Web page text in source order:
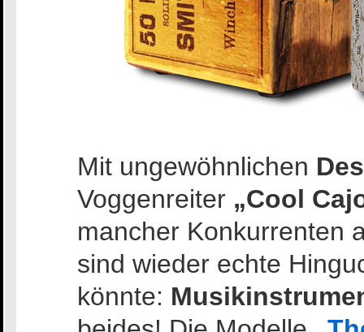
Mit ungewöhnlichen
Voggenreiter „Cool
mancher Konkurrenten
sind wieder echte
könnte: